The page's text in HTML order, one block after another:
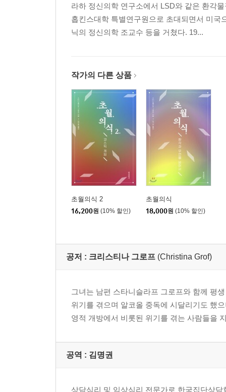
5. 심리치료의 전략과 자기탐구
6. 인간의 삶에서 영성의 역할
7. 실재의 본질: 심혼, 우주, 그리고 의식
제3장 홀로트로픽 숨치료의 필수 구성 요소
1. 호흡의 치유력
2. 음악의 치료 가능성
3. 해소시키는 보디워크의 사용
4. 지지적이고 양육적인 신체접촉
5. 만다라 그림: 예술의 표현력
3. 참가자의 이론적 준비
4. 신체적 및 정서적 금기사항을 위한 선별작업
7. 홀로트로픽 숨치료 회기 실시
8. 홀로트로픽 경험의 스펙트럼
9. 촉진자의 역할
라하 정신의학 연구소에서 LSD와 같은 환각
홉킨스대학 특별연구원으로 초대되면서 미
닉의 정신의학 조교수 등을 거쳤다. 19...
작가의 다른 상품
초월의식 2
16,200원 (10% 할인)
초월의식
18,000원 (10% 할인)
공저 : 크리스티나 그로프 (Christina Grof)
그녀는 남편 스타니슬라프 그로프와 함께 평
위기를 겪으며 알코올 중독에 시달리기도 했
영적 개방에서 비롯된 위기를 겪는 사람들을
공역 : 김명권
상담심리 및 임상심리 전문가로 한국집단상